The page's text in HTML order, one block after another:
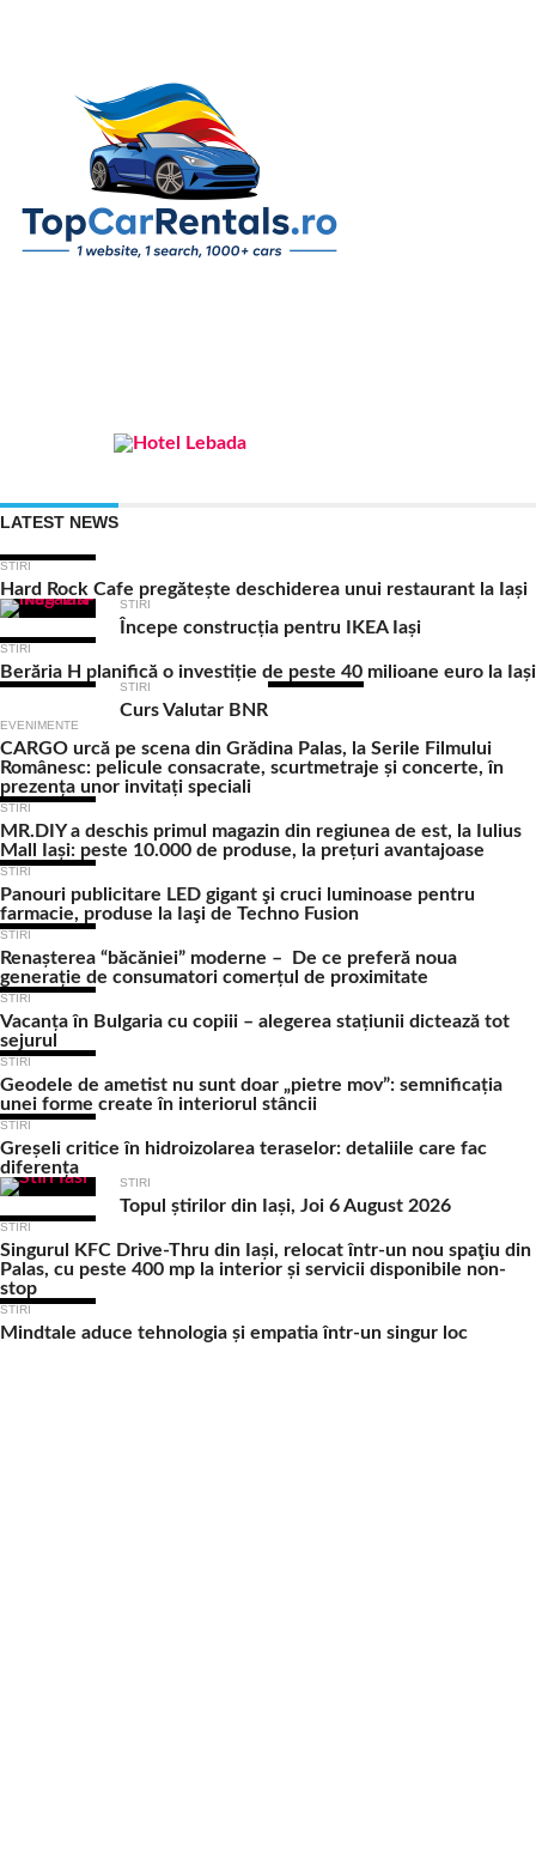
LATEST NEWS
STIRI
Hard Rock Cafe pregătește deschiderea unui restaurant la Iași
STIRI
Începe construcția pentru IKEA Iași
STIRI
Berăria H planifică o investiție de peste 40 milioane euro la Iași
STIRI
Curs Valutar BNR
EVENIMENTE
CARGO urcă pe scena din Grădina Palas, la Serile Filmului
Românesc: pelicule consacrate, scurtmetraje și concerte, în
prezența unor invitați speciali
STIRI
MR.DIY a deschis primul magazin din regiunea de est, la Iulius
Mall Iași: peste 10.000 de produse, la prețuri avantajoase
STIRI
Panouri publicitare LED gigant şi cruci luminoase pentru
farmacie, produse la Iaşi de Techno Fusion
STIRI
Renașterea “băcăniei” moderne – De ce preferă noua
generație de consumatori comerțul de proximitate
STIRI
Vacanța în Bulgaria cu copiii – alegerea stațiunii dictează tot
sejurul
STIRI
Geodele de ametist nu sunt doar „pietre mov”: semnificația
unei forme create în interiorul stâncii
STIRI
Greșeli critice în hidroizolarea teraselor: detaliile care fac
diferența
STIRI
Topul știrilor din Iași, Joi 6 August 2026
STIRI
Singurul KFC Drive-Thru din Iași, relocat într-un nou spaţiu din
Palas, cu peste 400 mp la interior și servicii disponibile non-
stop
STIRI
Mindtale aduce tehnologia și empatia într-un singur loc